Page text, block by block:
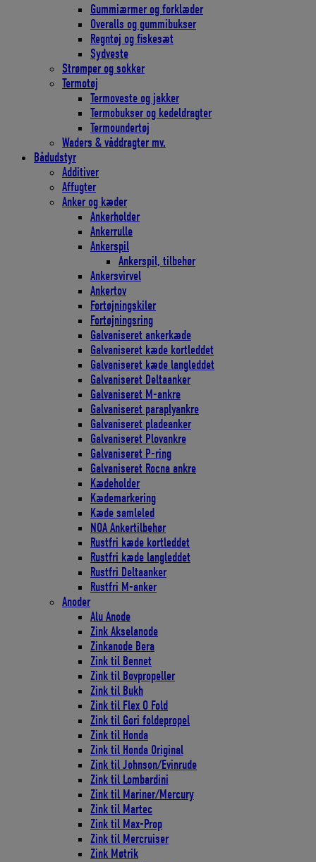
Gummiærmer og forklæder
Overalls og gummibukser
Regntøj og fiskesæt
Sydveste
Strømper og sokker
Termotøj
Termoveste og jakker
Termobukser og kedeldragter
Termoundertøj
Waders & våddragter mv.
Bådudstyr
Additiver
Affugter
Anker og kæder
Ankerholder
Ankerrulle
Ankerspil
Ankerspil, tilbehør
Ankersvirvel
Ankertov
Fortøjningskiler
Fortøjningsring
Galvaniseret ankerkæde
Galvaniseret kæde kortleddet
Galvaniseret kæde langleddet
Galvaniseret Deltaanker
Galvaniseret M-ankre
Galvaniseret paraplyankre
Galvaniseret pladeanker
Galvaniseret Plovankre
Galvaniseret P-ring
Galvaniseret Rocna ankre
Kædeholder
Kædemarkering
Kæde samleled
NOA Ankertilbehør
Rustfri kæde kortleddet
Rustfri kæde langleddet
Rustfri Deltaanker
Rustfri M-anker
Anoder
Alu Anode
Zink Akselanode
Zinkanode Bera
Zink til Bennet
Zink til Bovpropeller
Zink til Bukh
Zink til Flex O Fold
Zink til Gori foldepropel
Zink til Honda
Zink til Honda Original
Zink til Johnson/Evinrude
Zink til Lombardini
Zink til Mariner/Mercury
Zink til Martec
Zink til Max-Prop
Zink til Mercruiser
Zink Møtrik